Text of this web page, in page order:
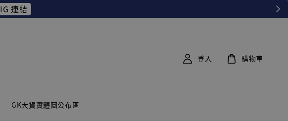
IG 連結
GK大貨實體圖公布區
登入 購物車